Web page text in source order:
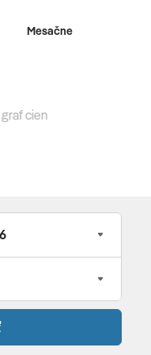
výhľad na
– 18:00) •
alkoholické
časoch •
zdarma
Mesačne
cien